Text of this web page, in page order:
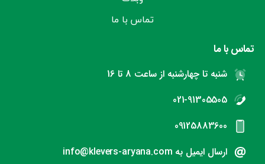
تماس با ما
تماس با ما
شنبه تا چهارشنبه از ساعت 8 تا 16
021-91305505
09125883600
ارسال ایمیل به info@klevers-aryana.com